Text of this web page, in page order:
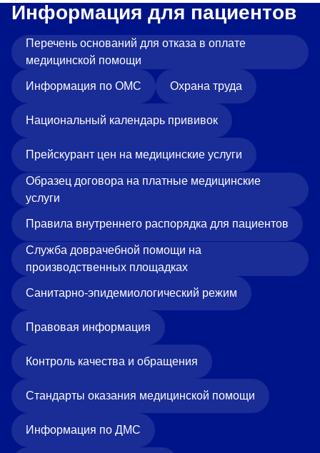
Информация для пациентов
Перечень оснований для отказа в оплате
медицинской помощи
Информация по ОМС Охрана труда
Национальный календарь прививок
Прейскурант цен на медицинские услуги
Образец договора на платные медицинские
услуги
Правила внутреннего распорядка для пациентов
Служба доврачебной помощи на
производственных площадках
Санитарно-эпидемиологический режим
Правовая информация
Контроль качества и обращения
Стандарты оказания медицинской помощи
Информация по ДМС